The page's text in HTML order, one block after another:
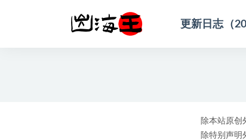
更新日志（
除本站原创
除特别声明